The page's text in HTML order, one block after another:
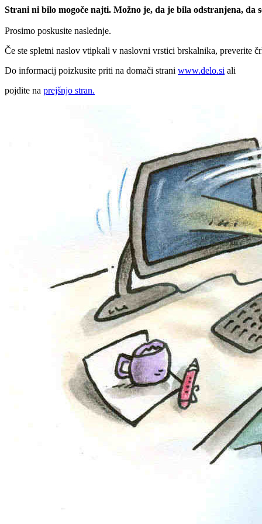
Strani ni bilo mogoče najti. Možno je, da je bila odstranjena, da
Prosimo poskusite naslednje.
Če ste spletni naslov vtipkali v naslovni vrstici brskalnika, preverite
Do informacij poizkusite priti na domači strani www.delo.si ali
pojdite na prejšnjo stran.